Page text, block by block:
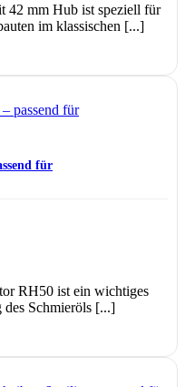
42 mm Hub ist speziell für
im klassischen [...]
für
RH50 ist ein wichtiges
Schmieröls [...]